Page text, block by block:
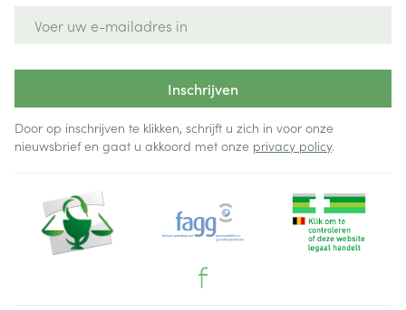
Inschrijven
Door op inschrijven te klikken, schrijft u zich in voor onze
nieuwsbrief en gaat u akkoord met onze privacy policy.